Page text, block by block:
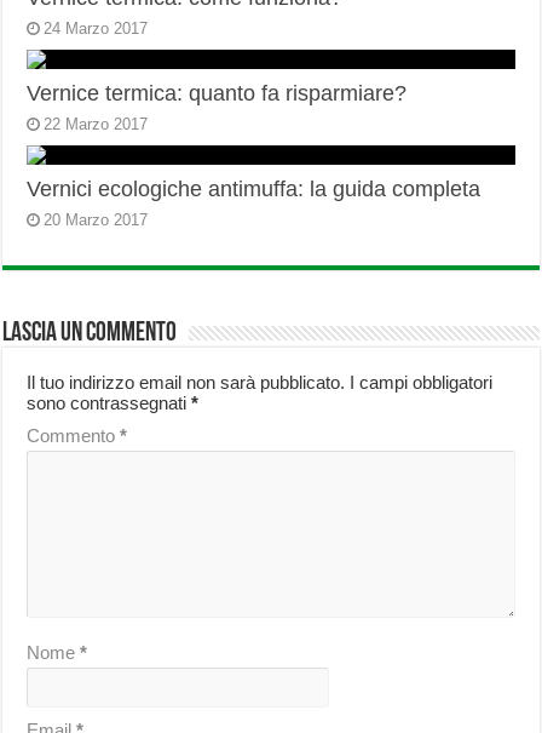
24 Marzo 2017
Vernice termica: quanto fa risparmiare?
22 Marzo 2017
Vernici ecologiche antimuffa: la guida completa
20 Marzo 2017
Lascia un commento
Il tuo indirizzo email non sarà pubblicato. I campi obbligatori
sono contrassegnati*
Commento*
Nome*